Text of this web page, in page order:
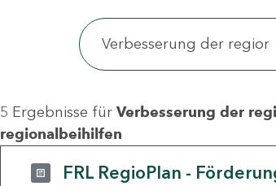
5 Ergebnisse für Verbesserung der
regionalbeihilfen
FRL RegioPlan -